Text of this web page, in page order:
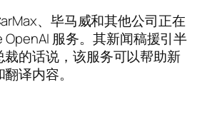
、毕马威和其他公司正在
OpenAI 服务。其新闻稿援引半
裁的话说，该服务可以帮助新
译内容。